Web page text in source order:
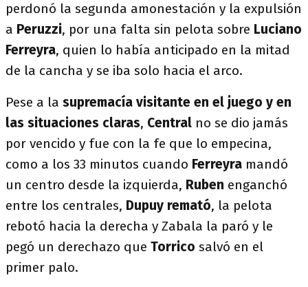
perdonó la segunda amonestación y la expulsión
a Peruzzi, por una falta sin pelota sobre Luciano
Ferreyra, quien lo había anticipado en la mitad
de la cancha y se iba solo hacia el arco.
Pese a la supremacía visitante en el juego y en
las situaciones claras, Central no se dio jamás
por vencido y fue con la fe que lo empecina,
como a los 33 minutos cuando Ferreyra mandó
un centro desde la izquierda, Ruben enganchó
entre los centrales, Dupuy remató, la pelota
rebotó hacia la derecha y Zabala la paró y le
pegó un derechazo que Torrico salvó en el
primer palo.